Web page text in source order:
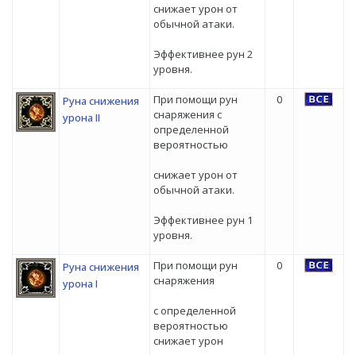
снижает урон от
обычной атаки.
Эффективнее рун 2
уровня.
Руна снижения
урона II
При помощи рун
снаряжения с
определенной
вероятностью
снижает урон от
обычной атаки.
Эффективнее рун 1
уровня.
0
Руна снижения
урона I
При помощи рун
снаряжения
с определенной
вероятностью
снижает урон
0